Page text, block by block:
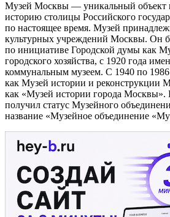
Музей Москвы — уникальный объект
историю столицы Российского
по настоящее время. Музей
культурных учреждений Москвы. Он
по инициативе Городской думы как
городского хозяйства, с 1920 года
коммунальным музеем. С 1940 по 1986
как Музей истории и реконструкции
как «Музей истории города Москвы».
получил статус Музейного
название «Музейное объединение